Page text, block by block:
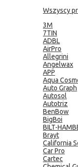
Wszyscy
3M
7TIN
ADBL
AirPro
Allegrini
Angelwax
APP
Aqua
Auto Graph
Autosol
Autotriz
BenBow
BigBoi
BILT-
Brayt
California
Car Pro
Cartec